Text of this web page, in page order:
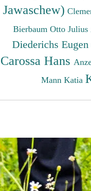
Jawaschew)
Bierbaum Otto Julius
Diederichs Eugen
Carossa Hans
Mann Katia